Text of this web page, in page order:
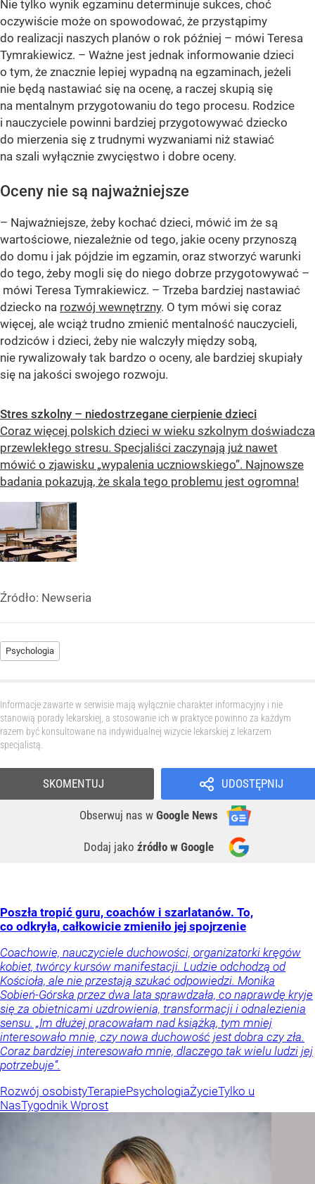
Nie tylko wynik egzaminu determinuje sukces, choć
oczywiście może on spowodować, że przystąpimy
do realizacji naszych planów o rok później – mówi Teresa
Tymrakiewicz. – Ważne jest jednak informowanie dzieci
o tym, że znacznie lepiej wypadną na egzaminach, jeżeli
nie będą nastawiać się na ocenę, a raczej skupią się
na mentalnym przygotowaniu do tego procesu. Rodzice
i nauczyciele powinni bardziej przygotowywać dziecko
do mierzenia się z trudnymi wyzwaniami niż stawiać
na szali wyłącznie zwycięstwo i dobre oceny.
Oceny nie są najważniejsze
– Najważniejsze, żeby kochać dzieci, mówić im że są
wartościowe, niezależnie od tego, jakie oceny przynoszą
do domu i jak pójdzie im egzamin, oraz stworzyć warunki
do tego, żeby mogli się do niego dobrze przygotowywać –
mówi Teresa Tymrakiewicz. – Trzeba bardziej nastawiać
dziecko na rozwój wewnętrzny. O tym mówi się coraz
więcej, ale wciąż trudno zmienić mentalność nauczycieli,
rodziców i dzieci, żeby nie walczyły między sobą,
nie rywalizowały tak bardzo o oceny, ale bardziej skupiały
się na jakości swojego rozwoju.
Stres szkolny – niedostrzegane cierpienie dzieci
Coraz więcej polskich dzieci w wieku szkolnym doświadcza
przewlekłego stresu. Specjaliści zaczynają już nawet
mówić o zjawisku „wypalenia uczniowskiego”. Najnowsze
badania pokazują, że skala tego problemu jest ogromna!
Źródło: Newseria
Psychologia
Informacje zawarte w serwisie mają wyłącznie charakter informacyjny i nie
stanowią porady lekarskiej, a stosowanie ich w praktyce powinno za każdym
razem być konsultowane na indywidualnej wizycie lekarskiej z lekarzem
specjalistą.
UDOSTĘPNIJ
Obserwuj nas w Google News
Dodaj jako źródło w Google
SKOMENTUJ
Poszła tropić guru, coachów i szarlatanów. To,
co odkryła, całkowicie zmieniło jej spojrzenie
Coachowie, nauczyciele duchowości, organizatorki kręgów
kobiet, twórcy kursów manifestacji. Ludzie odchodzą od
Kościoła, ale nie przestają szukać odpowiedzi. Monika
Sobień-Górska przez dwa lata sprawdzała, co naprawdę kryje
się za obietnicami uzdrowienia, transformacji i odnalezienia
sensu. „Im dłużej pracowałam nad książką, tym mniej
interesowało mnie, czy nowa duchowość jest dobra czy zła.
Coraz bardziej interesowało mnie, dlaczego tak wielu ludzi jej
potrzebuje”.
Rozwój osobistyTerapiePsychologiaŻycieTylko u
NasTygodnik Wprost